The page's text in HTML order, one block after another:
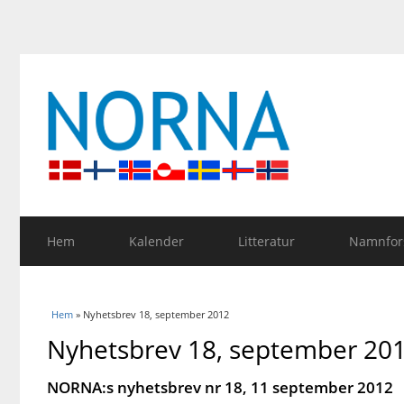
Hem Kalender Litteratur
Du är här
Hem » Nyhetsbrev 18, september 2012
Nyhetsbrev 18, september
NORNA:s nyhetsbrev nr 18, 11 september 2012